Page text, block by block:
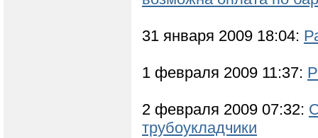
31 января 2009 18:04:
1 февраля 2009 11:37:
2 февраля 2009 07:32:
трубоукладчики